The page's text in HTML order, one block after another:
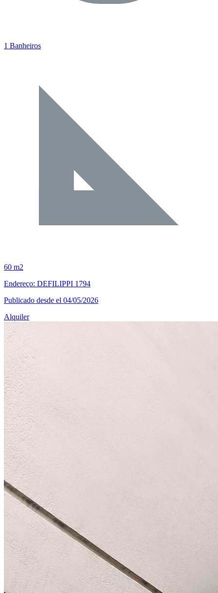
1 Banheiros
60 m2
Endereço: DEFILIPPI 1794
Publicado desde el 04/05/2026
Alquiler